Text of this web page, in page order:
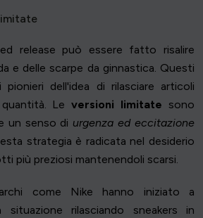
release può essere fatto risalire
e delle scarpe da ginnastica. Questi
dell'idea di rilasciare articoli
quantità. Leversioni limitate sono
un senso di urgenza ed eccitazione
strategia è radicata nel desiderio
più preziosi mantenendoli scarsi.
come Nike hanno iniziato a
situazione rilasciando sneakers in